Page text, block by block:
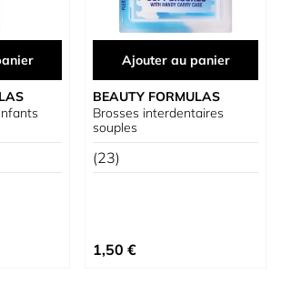
Ajouter au panier
BEAUTY FORMULAS
Brosses interdentaires
souples
(23)
1,50 €